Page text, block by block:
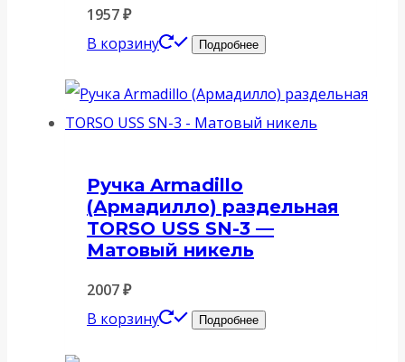
1957₽
В корзину
Подробнее
Ручка Armadillo
(Армадилло) раздельная
TORSO USS SN-3 —
Матовый никель
2007₽
В корзину
Подробнее